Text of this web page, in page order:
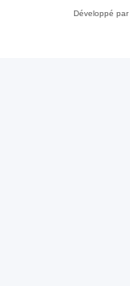
Développé par